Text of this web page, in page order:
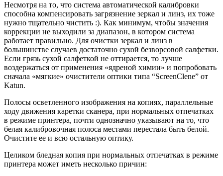
Несмотря на то, что система автоматической калибровки
способна компенсировать загрязнение зеркал и линз, их тоже
нужно тщательно чистить :). Как минимум, чтобы значения
коррекции не выходили за диапазон, в котором система
работает правильно. Для очистки зеркал и линз в
большинстве случаев достаточно сухой безворсовой салфетки.
Если грязь сухой салфеткой не оттирается, то лучше
воздержаться от применения «ядреной химии» и попробовать
сначала «мягкие» очистители оптики типа “ScreenClene” от
Katun.
Полосы осветленного изображения на копиях, параллельные
ходу движения каретки сканера, при нормальных отпечатках
в режиме принтера, почти однозначно указывают на то, что
белая калибровочная полоса местами перестала быть белой.
Очистите ее и всю остальную оптику.
Целиком бледная копия при нормальных отпечатках в режиме
принтера может иметь несколько причин: